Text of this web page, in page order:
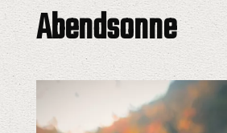
Abendsonne